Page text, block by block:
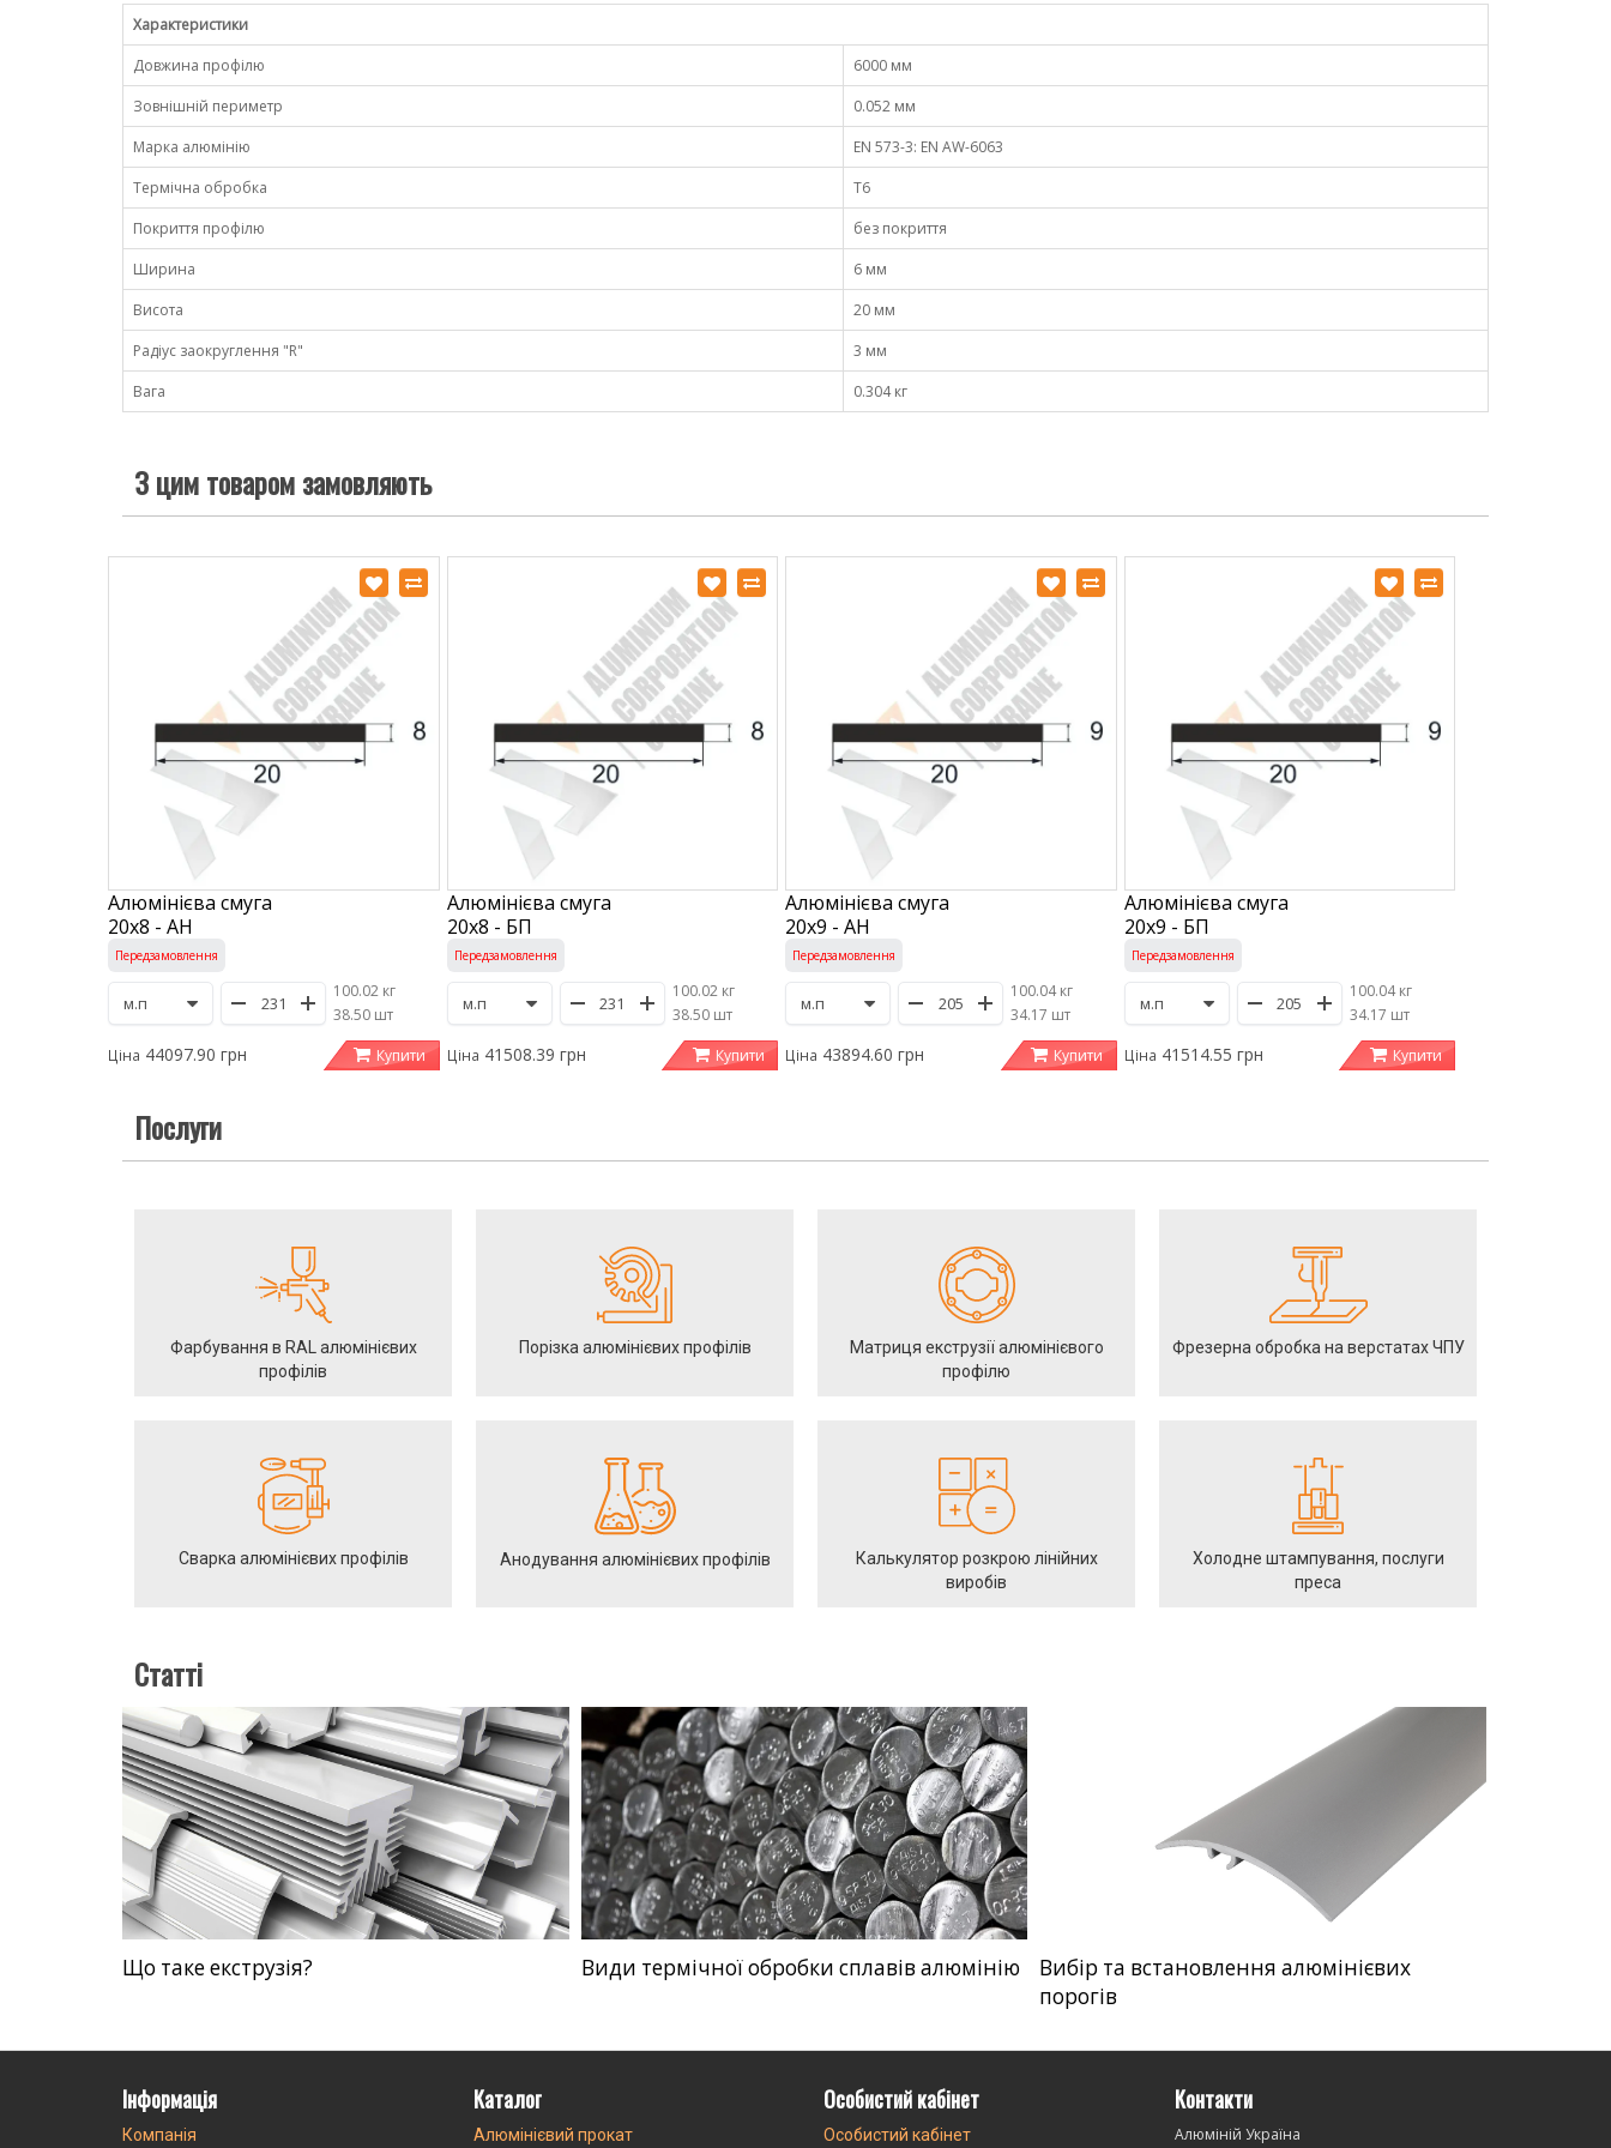
Характеристики
Довжина профілю
6000 мм
Зовнішній периметр
0.052 мм
Марка алюмінію
EN 573-3: EN AW-6063
Термічна обробка
Т6
Покриття профілю
без покриття
Ширина
6 мм
Висота
20 мм
Радіус заокруглення "R"
3 мм
Вага
0.304 кг
З цим товаром замовляють
Алюмінієва смуга
20х8 - АН
Передзамовлення
100.02 кг
/38.50 шт
Ціна 44097.90 грн Купити
Алюмінієва смуга
20х8 - БП
Передзамовлення
100.02 кг
/38.50 шт
Ціна 41508.39 грн Купити
Алюмінієва смуга
20х9 - АН
Передзамовлення
100.04 кг
/34.17 шт
Ціна 43894.60 грн Купити
Алюмінієва смуга
20х9 - БП
Передзамовлення
100.04 кг
/34.17 шт
Ціна 41514.55 грн Купити
Послуги
Фарбування в RAL алюмінієвих
профілів
Порізка алюмінієвих профілів
Матриця екструзії алюмінієвого
профілю
Фрезерна обробка на верстатах ЧПУ
Сварка алюмінієвих профілів Анодування алюмінієвих профілів
Калькулятор розкрою лінійних
виробів
Холодне штампування, послуги
преса
Статті
Що таке екструзія? Види термічної обробки сплавів алюмінію
Вибір та встановлення алюмінієвих
порогів
Інформація
Компанія
Каталог
Алюмінієвий прокат
Особистий кабінет
Особистий кабінет
Контакти
Алюміній Україна